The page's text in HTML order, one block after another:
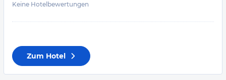
Keine Hotelbewertungen
Zum Hotel